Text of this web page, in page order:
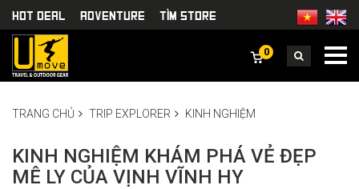
HOT DEAL Adventure TÌm Store
0
TRANG CHỦ TRIP EXPLORER KINH NGHIỆM
KINH NGHIỆM KHÁM PHÁ VẺ ĐẸP
MÊ LY CỦA VỊNH VĨNH HY